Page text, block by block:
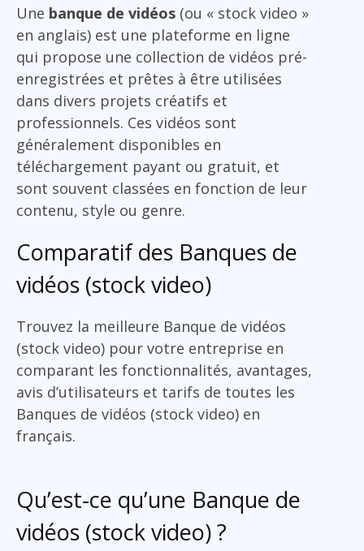
Une banque de vidéos (ou « stock video »
en anglais) est une plateforme en ligne
qui propose une collection de vidéos pré-
enregistrées et prêtes à être utilisées
dans divers projets créatifs et
professionnels. Ces vidéos sont
généralement disponibles en
téléchargement payant ou gratuit, et
sont souvent classées en fonction de leur
contenu, style ou genre.
Comparatif des Banques de
vidéos (stock video)
Trouvez la meilleure Banque de vidéos
(stock video) pour votre entreprise en
comparant les fonctionnalités, avantages,
avis d’utilisateurs et tarifs de toutes les
Banques de vidéos (stock video) en
français.
Qu’est-ce qu’une Banque de
vidéos (stock video) ?